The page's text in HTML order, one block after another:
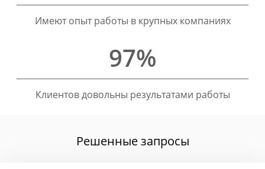
Имеют опыт работы в крупных компаниях
97%
Клиентов довольны результатами работы
Решенные запросы